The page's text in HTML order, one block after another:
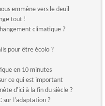
emmène vers le deuil
tout !
climatique ?
pour être écolo ?
en 10 minutes
ce qui est important
d'ici à la fin du siècle ?
sur l'adaptation ?